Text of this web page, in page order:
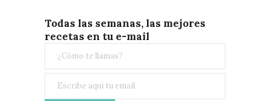
Todas las semanas, las mejores
recetas en tu e-mail